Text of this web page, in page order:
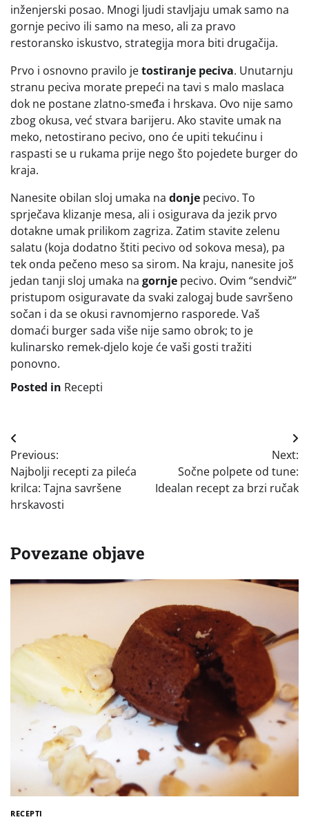
inženjerski posao. Mnogi ljudi stavljaju umak samo na
gornje pecivo ili samo na meso, ali za pravo
restoransko iskustvo, strategija mora biti drugačija.
Prvo i osnovno pravilo jetostiranje peciva. Unutarnju
stranu peciva morate prepeći na tavi s malo maslaca
dok ne postane zlatno-smeđa i hrskava. Ovo nije samo
zbog okusa, već stvara barijeru. Ako stavite umak na
meko, netostirano pecivo, ono će upiti tekućinu i
raspasti se u rukama prije nego što pojedete burger do
kraja.
Nanesite obilan sloj umaka na donje pecivo. To
sprječava klizanje mesa, ali i osigurava da jezik prvo
dotakne umak prilikom zagriza. Zatim stavite zelenu
salatu (koja dodatno štiti pecivo od sokova mesa), pa
tek onda pečeno meso sa sirom. Na kraju, nanesite još
jedan tanji sloj umaka na gornje pecivo. Ovim “sendvič”
pristupom osiguravate da svaki zalogaj bude savršeno
sočan i da se okusi ravnomjerno rasporede. Vaš
domaći burger sada više nije samo obrok; to je
kulinarsko remek-djelo koje će vaši gosti tražiti
ponovno.
Posted in Recepti
Navigacija
objava
Previous:
Najbolji recepti za pileća
krilca: Tajna savršene
hrskavosti
Next:
Sočne polpete od tune:
Idealan recept za brzi ručak
Povezane objave
RECEPTI